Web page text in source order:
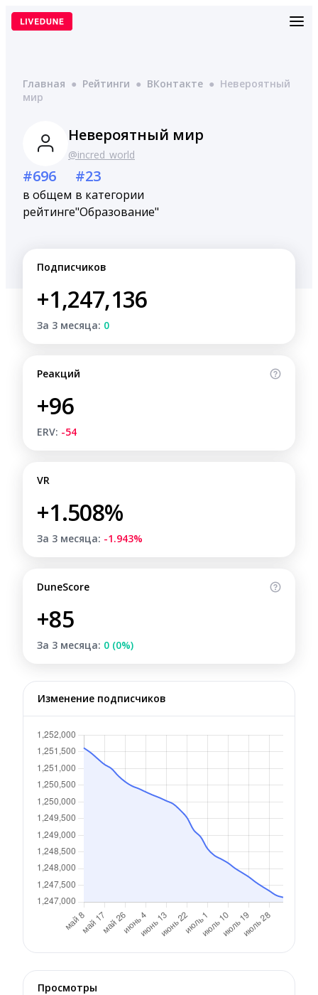
Перейти
Главная ● Рейтинги ● ВКонтакте ● Невероятный
мир
Невероятный мир
@incred_world
#696
в общем
рейтинге
#23
в категории
"Образование"
Подписчиков
+1,247,136
За 3 месяца: 0
Реакций
+96
ERV: -54
VR
+1.508%
За 3 месяца: -1.943%
DuneScore
+85
За 3 месяца: 0 (0%)
Изменение подписчиков
Просмотры